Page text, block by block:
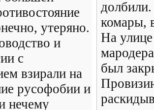
утеряно.
и
с
взирали на
русофобии и
нечему
комары,
На
был